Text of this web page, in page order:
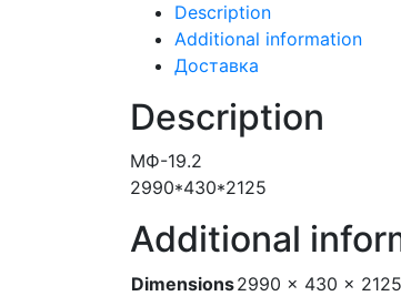
Description
Additional information
Доставка
Description
МФ-19.2
2990*430*2125
Additional
Dimensions2990 × 430 ×